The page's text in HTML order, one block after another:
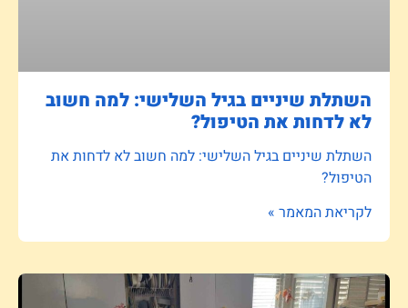
השתלת שיניים בגיל השלישי: למה חשוב
לא לדחות את הטיפול?
השתלת שיניים בגיל השלישי: למה חשוב לא לדחות את
הטיפול?
לקריאת המאמר »